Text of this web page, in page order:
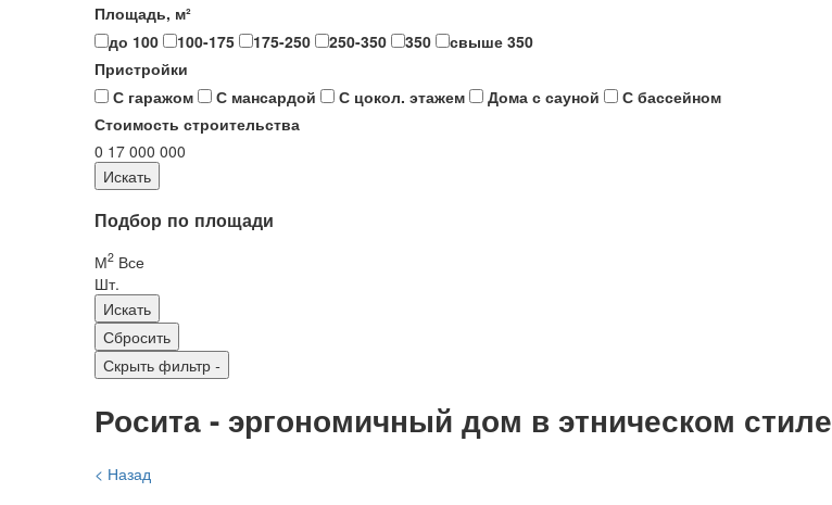
Площадь, м²
до 100
100-175 175-250 250-350 350
свыше 350
Пристройки
С гаражом
С мансардой С цокол. этажем Дома с сауной
С бассейном
Стоимость строительства
0 17 000 000
Подбор по площади
М2 Все
Шт.
Скрыть фильтр -
Росита - эргономичный дом в этническом стиле
< Назад